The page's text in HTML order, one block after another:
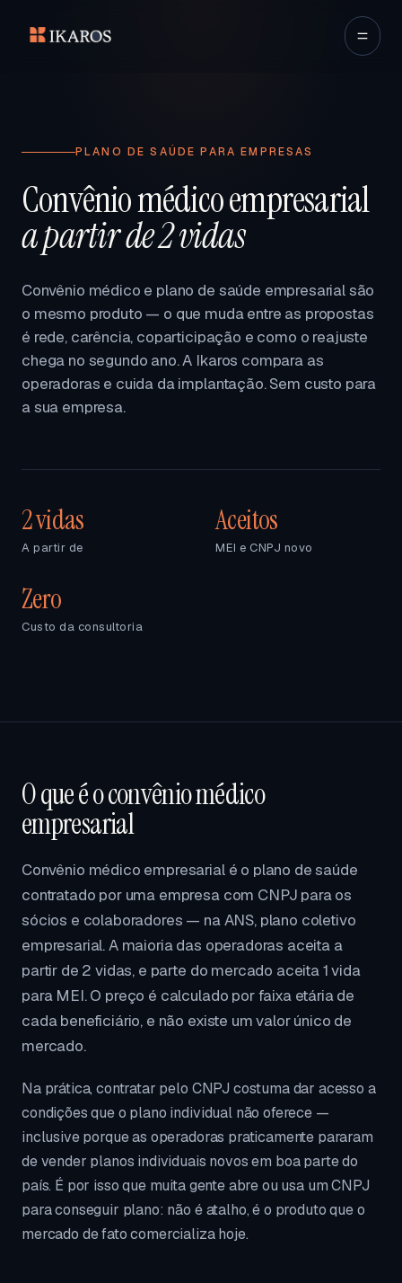
PLANO DE SAÚDE PARA EMPRESAS
Convênio médico empresarial
a partir de 2 vidas
Convênio médico e plano de saúde empresarial são
o mesmo produto — o que muda entre as propostas
é rede, carência, coparticipação e como o reajuste
chega no segundo ano. A Ikaros compara as
operadoras e cuida da implantação. Sem custo para
a sua empresa.
2 vidas
A partir de
Aceitos
MEI e CNPJ novo
Zero
Custo da consultoria
O que é o convênio médico
empresarial
Convênio médico empresarial é o plano de saúde
contratado por uma empresa com CNPJ para os
sócios e colaboradores — na ANS, plano coletivo
empresarial. A maioria das operadoras aceita a
partir de 2 vidas, e parte do mercado aceita 1 vida
para MEI. O preço é calculado por faixa etária de
cada beneficiário, e não existe um valor único de
mercado.
Na prática, contratar pelo CNPJ costuma dar acesso a
condições que o plano individual não oferece —
inclusive porque as operadoras praticamente pararam
de vender planos individuais novos em boa parte do
país. É por isso que muita gente abre ou usa um CNPJ
para conseguir plano: não é atalho, é o produto que o
mercado de fato comercializa hoje.